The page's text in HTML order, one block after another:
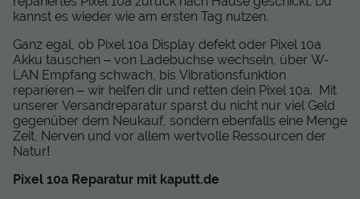
kannst es wieder wie am ersten Tag nutzen.
Ganz egal, ob Pixel 10a Display defekt oder Pixel 10a
Akku tauschen – von Ladebuchse wechseln, über W-
LAN Empfang schwach, bis Vibrationsfunktion
reparieren – wir helfen dir und retten dein Pixel 10a. Mit
unserer Versandreparatur sparst du nicht nur viel Geld
gegenüber dem Neukauf, sondern ebenfalls eine Menge
Zeit, Nerven und vor allem wertvolle Ressourcen der
Natur!
Pixel 10a Reparatur mit kaputt.de